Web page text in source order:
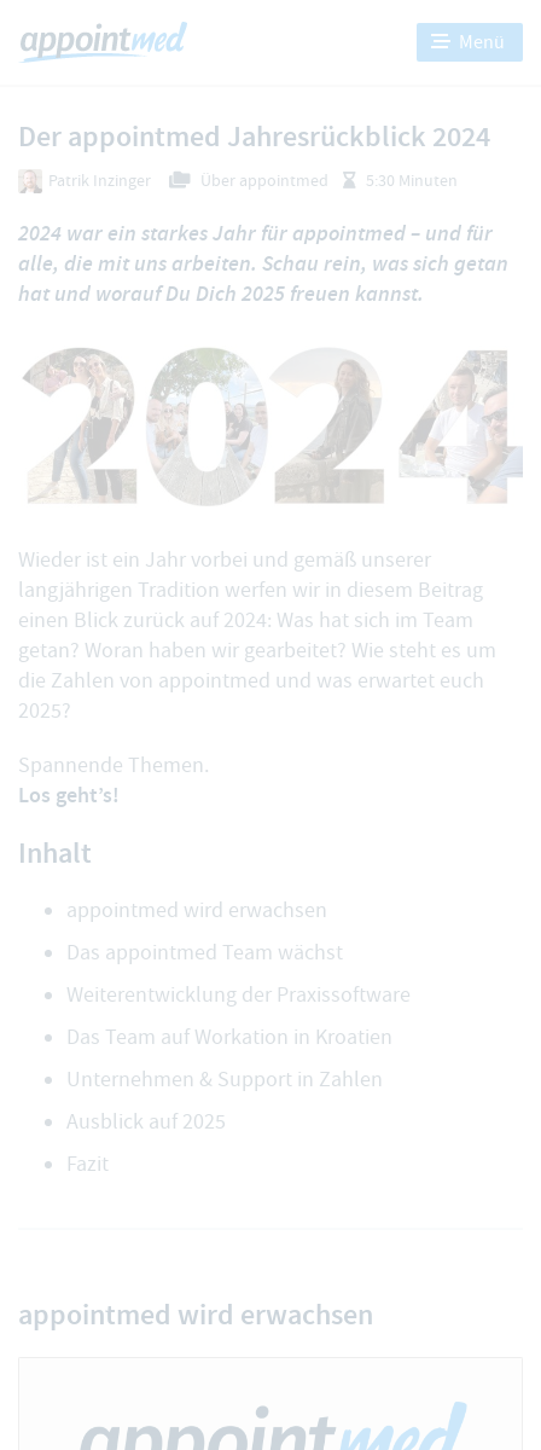
Menü
Der appointmed Jahresrückblick 2024
Patrik Inzinger Über appointmed 5:30 Minuten
2024 war ein starkes Jahr für appointmed – und für
alle, die mit uns arbeiten. Schau rein, was sich getan
hat und worauf Du Dich 2025 freuen kannst.
Wieder ist ein Jahr vorbei und gemäß unserer
langjährigen Tradition werfen wir in diesem Beitrag
einen Blick zurück auf 2024: Was hat sich im Team
getan? Woran haben wir gearbeitet? Wie steht es um
die Zahlen von appointmed und was erwartet euch
2025?
Spannende Themen.
Los geht’s!
Inhalt
appointmed wird erwachsen
Das appointmed Team wächst
Weiterentwicklung der Praxissoftware
Das Team auf Workation in Kroatien
Unternehmen & Support in Zahlen
Ausblick auf 2025
Fazit
appointmed wird erwachsen